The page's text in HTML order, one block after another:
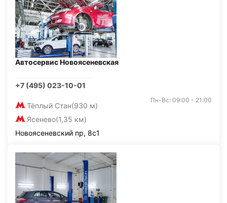
Автосервис Новоясеневская
+7 (495) 023-10-01
Тёплый Стан(930 м)
Ясенево(1,35 км)
Пн-Вс: 09:00 - 21:00
Новоясеневский пр, 8с1